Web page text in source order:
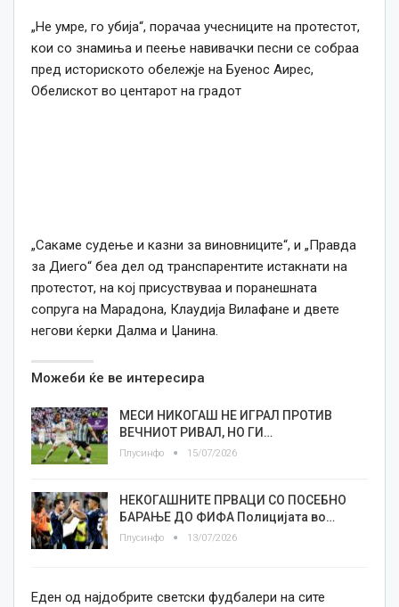
„Не умре, го убија“, порачаа учесниците на протестот,
кои со знамиња и пеење навивачки песни се собраа
пред историското обележје на Буенос Аирес,
Обелискот во центарот на градот
„Сакаме судење и казни за виновниците“, и „Правда
за Диего“ беа дел од транспарентите истакнати на
протестот, на кој присуствуваа и поранешната
сопруга на Марадона, Клаудија Вилафане и двете
негови ќерки Далма и Џанина.
Можеби ќе ве интересира
МЕСИ НИКОГАШ НЕ ИГРАЛ ПРОТИВ
ВЕЧНИОТ РИВАЛ, НО ГИ…
Плусинфо 15/07/2026
НЕКОГАШНИТЕ ПРВАЦИ СО ПОСЕБНО
БАРАЊЕ ДО ФИФА Полицијата во…
Плусинфо 13/07/2026
Еден од најдобрите светски фудбалери на сите